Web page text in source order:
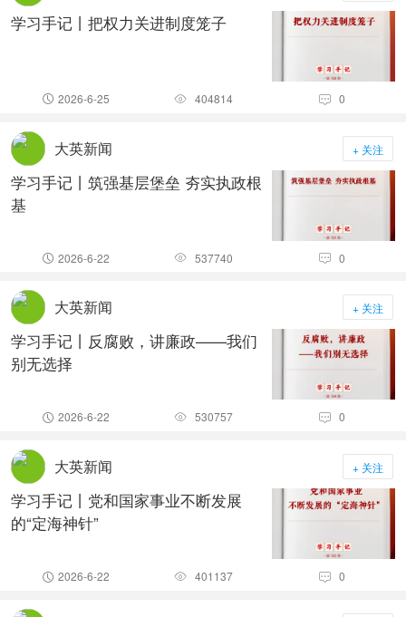
学习手记丨把权力关进制度笼子
 2026-6-25  404814  0
大英新闻 + 关注
学习手记丨筑强基层堡垒 夯实执政根
基
 2026-6-22  537740  0
大英新闻 + 关注
学习手记丨反腐败，讲廉政——我们
别无选择
 2026-6-22  530757  0
大英新闻 + 关注
学习手记丨党和国家事业不断发展
的“定海神针”
 2026-6-22  401137  0